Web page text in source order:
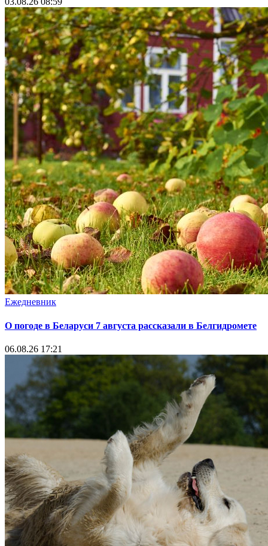
Ежедневник
О погоде в Беларуси 7 августа рассказали в Белгидромете
06.08.26 17:21